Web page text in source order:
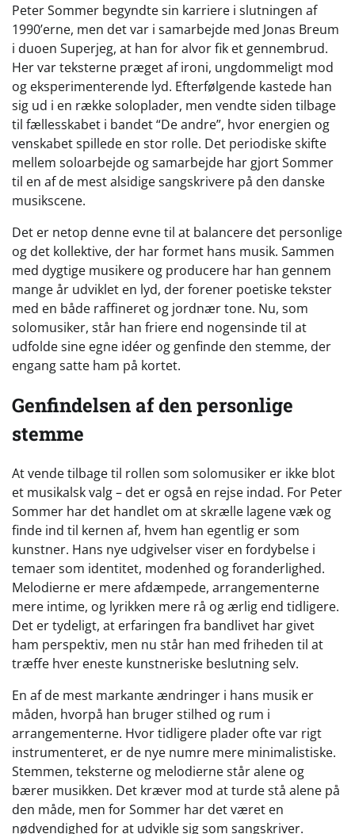
Peter Sommer begyndte sin karriere i slutningen af
1990’erne, men det var i samarbejde med Jonas Breum
i duoen Superjeg, at han for alvor fik et gennembrud.
Her var teksterne præget af ironi, ungdommeligt mod
og eksperimenterende lyd. Efterfølgende kastede han
sig ud i en række soloplader, men vendte siden tilbage
til fællesskabet i bandet “De andre”, hvor energien og
venskabet spillede en stor rolle. Det periodiske skifte
mellem soloarbejde og samarbejde har gjort Sommer
til en af de mest alsidige sangskrivere på den danske
musikscene.
Det er netop denne evne til at balancere det personlige
og det kollektive, der har formet hans musik. Sammen
med dygtige musikere og producere har han gennem
mange år udviklet en lyd, der forener poetiske tekster
med en både raffineret og jordnær tone. Nu, som
solomusiker, står han friere end nogensinde til at
udfolde sine egne idéer og genfinde den stemme, der
engang satte ham på kortet.
Genfindelsen af den personlige
stemme
At vende tilbage til rollen som solomusiker er ikke blot
et musikalsk valg – det er også en rejse indad. For Peter
Sommer har det handlet om at skrælle lagene væk og
finde ind til kernen af, hvem han egentlig er som
kunstner. Hans nye udgivelser viser en fordybelse i
temaer som identitet, modenhed og foranderlighed.
Melodierne er mere afdæmpede, arrangementerne
mere intime, og lyrikken mere rå og ærlig end tidligere.
Det er tydeligt, at erfaringen fra bandlivet har givet
ham perspektiv, men nu står han med friheden til at
træffe hver eneste kunstneriske beslutning selv.
En af de mest markante ændringer i hans musik er
måden, hvorpå han bruger stilhed og rum i
arrangementerne. Hvor tidligere plader ofte var rigt
instrumenteret, er de nye numre mere minimalistiske.
Stemmen, teksterne og melodierne står alene og
bærer musikken. Det kræver mod at turde stå alene på
den måde, men for Sommer har det været en
nødvendighed for at udvikle sig som sangskriver.